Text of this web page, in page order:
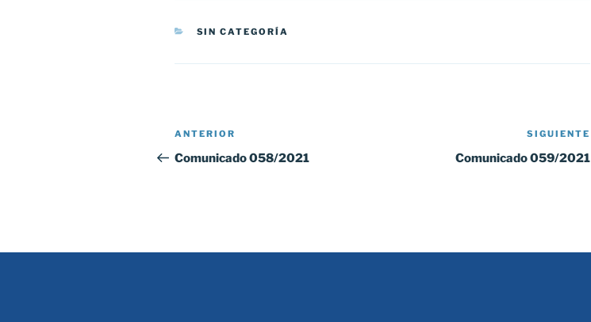
CATEGORÍAS
SIN CATEGORÍA
Navegación
de
Entrada
anterior:
ANTERIOR
Comunicado 058/2021
SIGUIENTE
Comunicado 059/2021